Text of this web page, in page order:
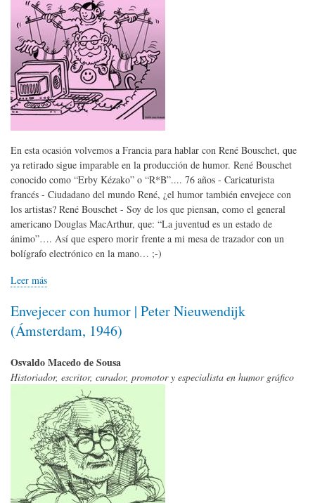
En esta ocasión volvemos a Francia para hablar con René Bouschet, que
ya retirado sigue imparable en la producción de humor. René Bouschet
conocido como “Erby Kézako” o “R*B”.... 76 años - Caricaturista
francés - Ciudadano del mundo René, ¿el humor también envejece con
los artistas? René Bouschet - Soy de los que piensan, como el general
americano Douglas MacArthur, que: “La juventud es un estado de
ánimo”…. Así que espero morir frente a mi mesa de trazador con un
bolígrafo electrónico en la mano… ;-)
Leer más
Envejecer con humor | Peter Nieuwendijk
(Ámsterdam, 1946)
Osvaldo Macedo de Sousa
Historiador, escritor, curador, promotor y especialista en humor gráfico